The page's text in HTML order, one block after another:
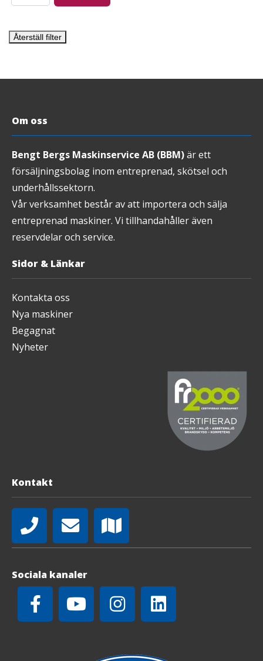
Återställ filter
Om oss
Bengt Bergs Maskinservice AB (BBM)är ett
försäljningsbolag inom entreprenad, skötsel och
underhållssektorn.
Vår verksamhet består av att importera och sälja
entreprenad maskiner. Vi tillhandahåller även
reservdelar och service.
Sidor & Länkar
Kontakta oss
Nya maskiner
Begagnat
Nyheter
Kontakt
Sociala kanaler